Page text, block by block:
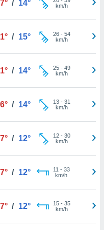
/ 14°
km/h
/ 15° 26- 54
km/h
/ 14° 25- 49
km/h
/ 14° 13- 31
km/h
/ 12° 12- 30
km/h
/ 12° 11 - 33
km/h
/ 12° 15- 35
km/h